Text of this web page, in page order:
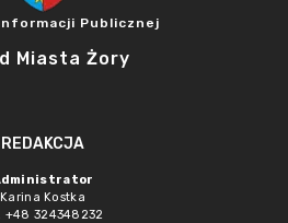
Publicznej
Miasta Żory
REDAKCJA
Karina Kostka
+48 324348232